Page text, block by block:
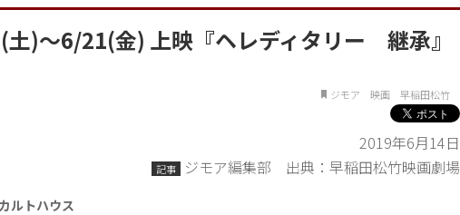
土)～6/21(金) 上映『ヘレディタリー 継承』
ジモア 映画 早稲田松竹
2019年6月14日
記事 ジモア編集部 出典：早稲田松竹映画劇場
ルトハウス